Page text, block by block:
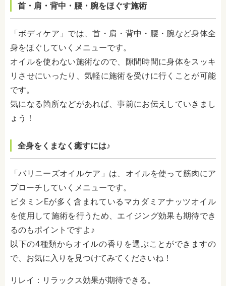
首・肩・背中・腰・腕をほぐす施術
「ボディケア」では、首・肩・背中・腰・腕など身体全
身をほぐしていくメニューです。
オイルを使わない施術なので、隙間時間に身体をスッキ
リさせにいったり、気軽に施術を受けに行くことが可能
です。
気になる箇所などがあれば、事前にお伝えしていきまし
ょう！
全身をくまなく癒すには♪
「バリニーズオイルケア」は、オイルを使って筋肉にア
プローチしていくメニューです。
ビタミンEが多く含まれているマカダミアナッツオイル
を使用して施術を行うため、エイジング効果も期待でき
るのもポイントですよ♪
以下の4種類からオイルの香りを選ぶことができますの
で、お気に入りを見つけてみてくださいね！
リレイ：リラックス効果が期待できる。